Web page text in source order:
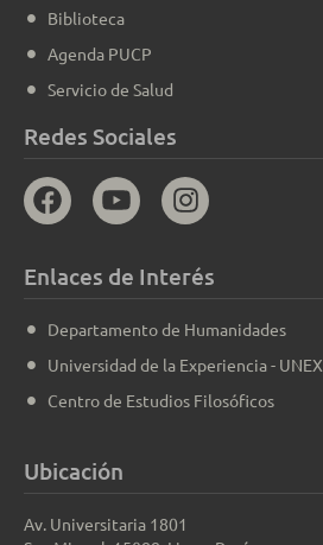
Biblioteca
Agenda PUCP
Servicio de Salud
Redes Sociales
Enlaces de Interés
Departamento de Humanidades
Universidad de la Experiencia - UNEX
Centro de Estudios Filosóficos
Ubicación
Av. Universitaria 1801